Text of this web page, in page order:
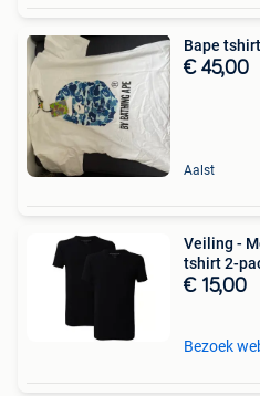
Bape tshirt
€ 45,00
Aalst
Veiling -
tshirt 2-
€ 15,00
Bezoek